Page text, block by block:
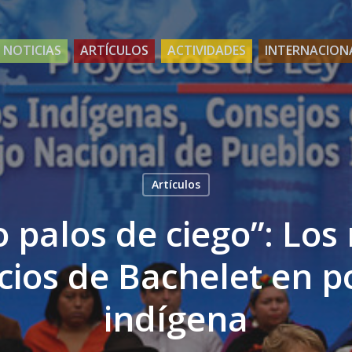
NOTICIAS ARTÍCULOS ACTIVIDADES
Artículos
palos de ciego”:
de Bachelet en
indígena